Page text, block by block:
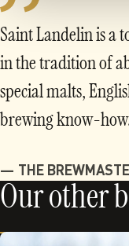
Saint Landelin is a
in the tradition of
special malts,
brewing know-
THE
Our other